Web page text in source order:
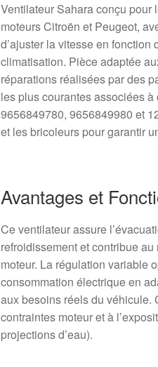
Ventilateur Sahara conçu pour
moteurs Citroën et Peugeot,
d’ajuster la vitesse en
climatisation. Pièce adaptée
réparations réalisées par des
les plus courantes associées
9656849780, 9656849980 et
et les bricoleurs pour garantir
Avantages et
Ce ventilateur assure
refroidissement et contribue
moteur. La régulation variable
consommation électrique en
aux besoins réels du véhicule.
contraintes moteur et à
projections d’eau).